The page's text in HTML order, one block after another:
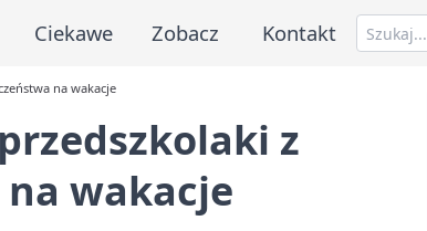
Ciekawe Zobacz Kontakt
na wakacje
z
wakacje